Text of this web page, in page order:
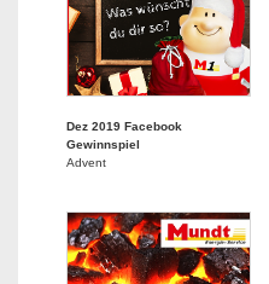
Dez 2019 Facebook
Gewinnspiel
Advent